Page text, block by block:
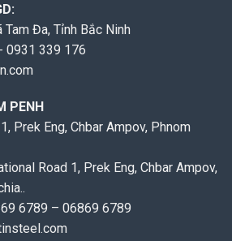
Tam Đa, Tỉnh Bắc Ninh
- 0931 339 176
PENH
Prek Eng, Chbar Ampov, Phnom
Road 1, Prek Eng, Chbar Ampov,
6789 – 06869 6789